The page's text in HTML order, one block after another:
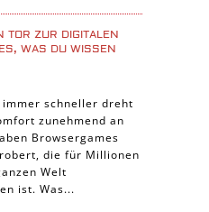
TOR ZUR DIGITALEN
WAS DU WISSEN
schneller dreht
zunehmend an
Browsergames
die für Millionen
Welt
ist. Was...